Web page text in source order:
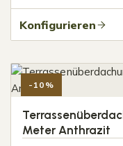
Konfigurieren
-10%
Meter Anthrazit